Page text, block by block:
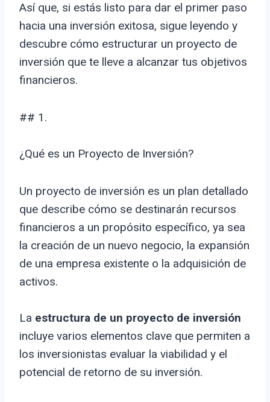
Así que, si estás listo para dar el primer paso
hacia una inversión exitosa, sigue leyendo y
descubre cómo estructurar un proyecto de
inversión que te lleve a alcanzar tus objetivos
financieros.
## 1.
¿Qué es un Proyecto de Inversión?
Un proyecto de inversión es un plan detallado
que describe cómo se destinarán recursos
financieros a un propósito específico, ya sea
la creación de un nuevo negocio, la expansión
de una empresa existente o la adquisición de
activos.
La estructura de un proyecto de inversión
incluye varios elementos clave que permiten a
los inversionistas evaluar la viabilidad y el
potencial de retorno de su inversión.